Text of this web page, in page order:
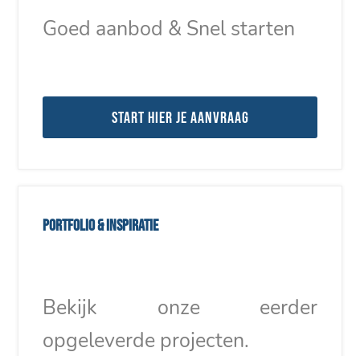
Goed aanbod & Snel starten
Start hier je aanvraag
Portfolio & inspiratie
Bekijk onze eerder
opgeleverde projecten.